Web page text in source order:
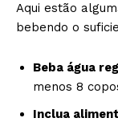
Aqui estão
bebendo o
Beba água
menos 8
Inclua